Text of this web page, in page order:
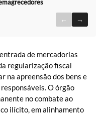
← →
de mercadorias
regularização fiscal
na apreensão dos bens e
O órgão
no combate ao
ilícito, em alinhamento